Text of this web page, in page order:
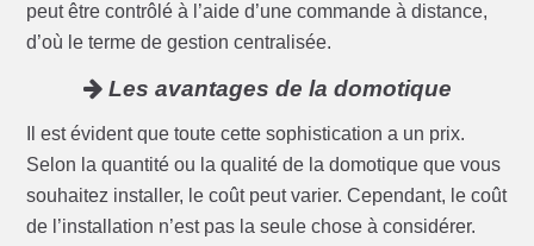
peut être contrôlé à l’aide d’une commande à distance,
d’où le terme de gestion centralisée.
Les avantages de la domotique
Il est évident que toute cette sophistication a un prix.
Selon la quantité ou la qualité de la domotique que vous
souhaitez installer, le coût peut varier. Cependant, le coût
de l’installation n’est pas la seule chose à considérer.